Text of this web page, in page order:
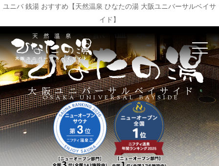
ユニバ 銭湯 おすすめ【天然温泉 ひなたの湯 大阪ユニバーサルベイサ
イド】